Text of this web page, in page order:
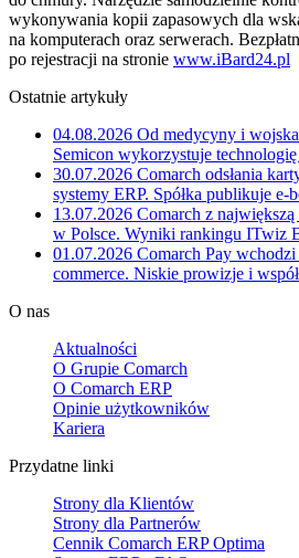
wykonywania kopii zapasowych dla
na komputerach oraz serwerach.
po rejestracji na stronie www.iBard24.pl
Ostatnie artykuły
04.08.2026 Od medycyny i
Semicon wykorzystuje
30.07.2026 Comarch odsłania
systemy ERP. Spółka publikuje
13.07.2026 Comarch z
w Polsce. Wyniki rankingu ITwiz
01.07.2026 Comarch Pay
commerce. Niskie prowizje i
O nas
Aktualności
O Grupie Comarch
O Comarch ERP
Opinie użytkowników
Kariera
Przydatne linki
Strony dla Klientów
Strony dla Partnerów
Cennik Comarch ERP Optima